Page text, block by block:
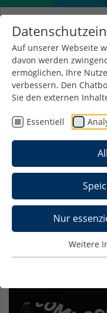
Auf unserer Webseite
davon werden
ermöglichen, Ihre
verbessern. Den
Sie den externen
Essentiell
Nur
Weitere
Code &
08. Juli 2026